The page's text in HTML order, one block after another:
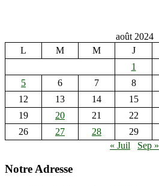
août 2024
L
M M J
1
5
6 7 8
12
13 14 15
19
20 21 22
26
27 28 29
« Juil
Sep »
Notre Adresse